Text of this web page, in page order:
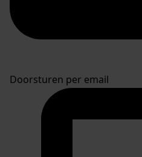
Doorsturen per email